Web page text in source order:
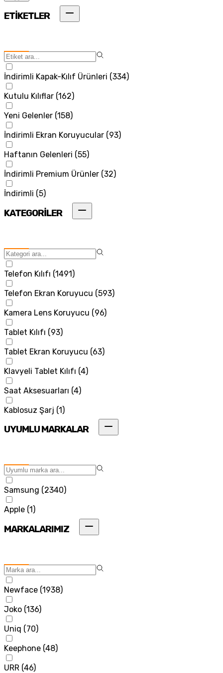
ETİKETLER
İndirimli Kapak-Kılıf Ürünleri (334)
Kutulu Kılıflar (162)
Yeni Gelenler (158)
İndirimli Ekran Koruyucular (93)
Haftanın Gelenleri (55)
İndirimli Premium Ürünler (32)
İndirimli (5)
KATEGORİLER
Telefon Kılıfı (1491)
Telefon Ekran Koruyucu (593)
Kamera Lens Koruyucu (96)
Tablet Kılıfı (93)
Tablet Ekran Koruyucu (63)
Klavyeli Tablet Kılıfı (4)
Saat Aksesuarları (4)
Kablosuz Şarj (1)
UYUMLU MARKALAR
Samsung (2340)
Apple (1)
MARKALARIMIZ
Newface (1938)
Joko (136)
Uniq (70)
Keephone (48)
URR (46)